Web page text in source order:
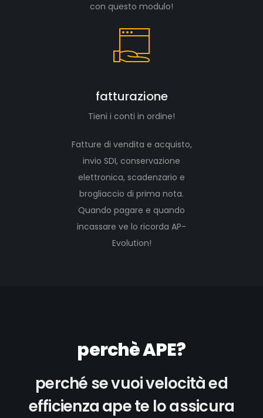
con questo modulo!
fatturazione
Tieni i conti in ordine!
Fatture di vendita e acquisto,
invio SDI, conservazione
elettronica, scadenzario e
brogliaccio di prima nota.
Quando pagare e quando
incassare ve lo ricorda AP-
Evolution!
perchè APE?
perché se vuoi velocità ed
efficienza ape te lo assicura